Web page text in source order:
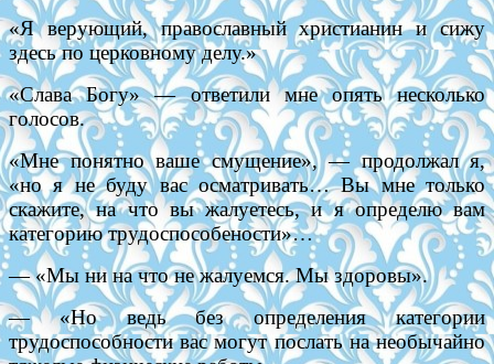
«Я верующий, православный христианин и сижу
здесь по церковному делу.»
«Слава Богу» — ответили мне опять несколько
голосов.
«Мне понятно ваше смущение», — продолжал я,
«но я не буду вас осматривать… Вы мне только
скажите, на что вы жалуетесь, и я определю вам
категорию трудоспособености»…
— «Мы ни на что не жалуемся. Мы здоровы».
— «Но ведь без определения категории
трудоспособности вас могут послать на необычайно